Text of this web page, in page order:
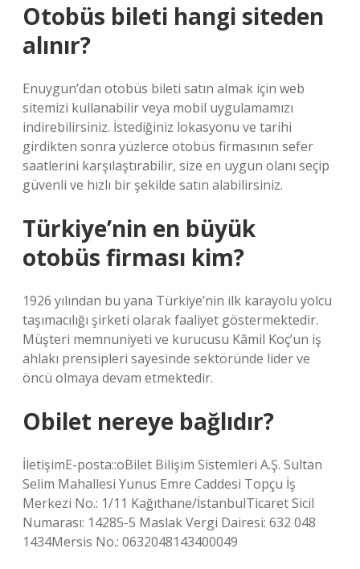
Otobüs bileti hangi siteden
alınır?
Enuygun’dan otobüs bileti satın almak için web
sitemizi kullanabilir veya mobil uygulamamızı
indirebilirsiniz. İstediğiniz lokasyonu ve tarihi
girdikten sonra yüzlerce otobüs firmasının sefer
saatlerini karşılaştırabilir, size en uygun olanı seçip
güvenli ve hızlı bir şekilde satın alabilirsiniz.
Türkiye’nin en büyük
otobüs firması kim?
1926 yılından bu yana Türkiye’nin ilk karayolu yolcu
taşımacılığı şirketi olarak faaliyet göstermektedir.
Müşteri memnuniyeti ve kurucusu Kâmil Koç’un iş
ahlakı prensipleri sayesinde sektöründe lider ve
öncü olmaya devam etmektedir.
Obilet nereye bağlıdır?
İletişimE-posta::oBilet Bilişim Sistemleri A.Ş. Sultan
Selim Mahallesi Yunus Emre Caddesi Topçu İş
Merkezi No.: 1/11 Kağıthane/İstanbulTicaret Sicil
Numarası: 14285-5 Maslak Vergi Dairesi: 632 048
1434Mersis No.: 0632048143400049